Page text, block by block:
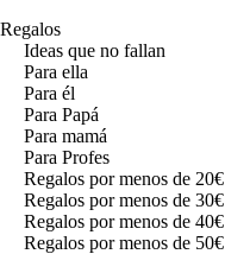
Regalos
Ideas que no fallan
Para ella
Para él
Para Papá
Para mamá
Para Profes
Regalos por menos de 20€
Regalos por menos de 30€
Regalos por menos de 40€
Regalos por menos de 50€